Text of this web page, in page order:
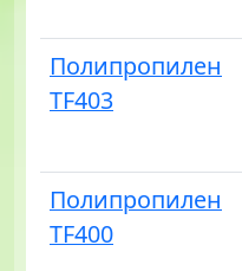
Полипропилен
TF403
Полипропилен
TF400